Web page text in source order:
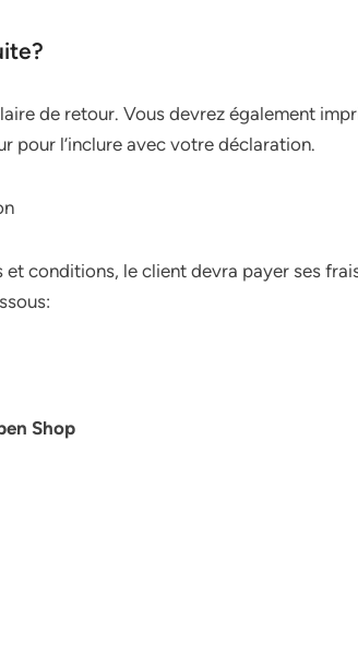
de retour. Vous devrez également
pour l’inclure avec votre déclaration.
conditions, le client devra payer ses
Shop